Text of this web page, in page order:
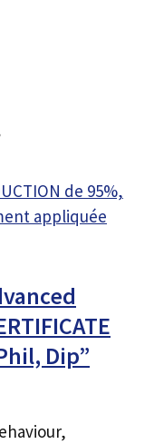
de 95%,
appliquée
Dip”